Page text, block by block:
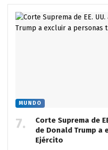
MUNDO
Corte Suprema de
de Donald Trump a
Ejército